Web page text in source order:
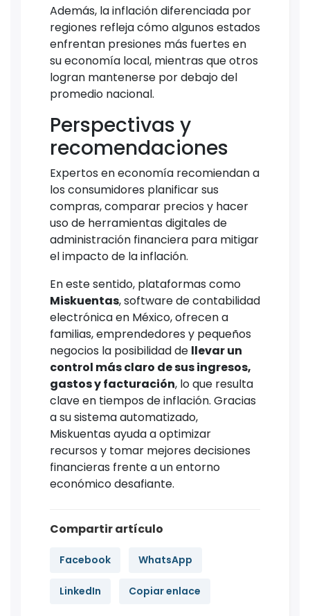
Además, la inflación diferenciada por
regiones refleja cómo algunos estados
enfrentan presiones más fuertes en
su economía local, mientras que otros
logran mantenerse por debajo del
promedio nacional.
Perspectivas y
recomendaciones
Expertos en economía recomiendan a
los consumidores planificar sus
compras, comparar precios y hacer
uso de herramientas digitales de
administración financiera para mitigar
el impacto de la inflación.
En este sentido, plataformas como
Miskuentas, software de contabilidad
electrónica en México, ofrecen a
familias, emprendedores y pequeños
negocios la posibilidad de llevar un
control más claro de sus ingresos,
gastos y facturación, lo que resulta
clave en tiempos de inflación. Gracias
a su sistema automatizado,
Miskuentas ayuda a optimizar
recursos y tomar mejores decisiones
financieras frente a un entorno
económico desafiante.
Compartir artículo
Facebook WhatsApp
LinkedIn Copiar enlace